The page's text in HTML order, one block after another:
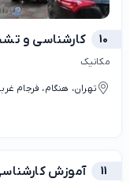
10 کارشناسی و
مکانیک
تهران، هنگام، فرجام
11 آموزش